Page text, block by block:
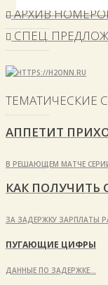
АРХИВ
СПЕЦ.
ТЕМАТИЧЕСКИЕ
АППЕТИТ
В РЕШАЮЩЕМ МАТЧЕ
КАК ПОЛУЧИТЬ
ЗА ЗАДЕРЖКУ ЗАРПЛАТЫ
ПУГАЮЩИЕ ЦИФРЫ
ДАННЫЕ ПО ЗАДЕРЖКЕ…